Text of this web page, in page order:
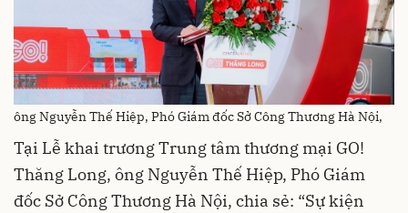
ông Nguyễn Thế Hiệp, Phó Giám đốc Sở Công Thương Hà Nội,
Tại Lễ khai trương Trung tâm thương mại GO!
Thăng Long, ông Nguyễn Thế Hiệp, Phó Giám
đốc Sở Công Thương Hà Nội, chia sẻ: “Sự kiện